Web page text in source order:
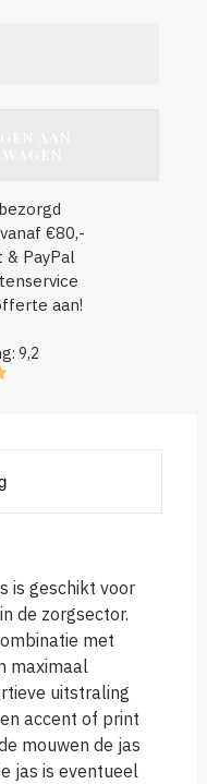
€80,-
& PayPal
aan!
9,2
is geschikt voor
de zorgsector.
met
maximaal
uitstraling
accent of print
mouwen de jas
jas is eventueel